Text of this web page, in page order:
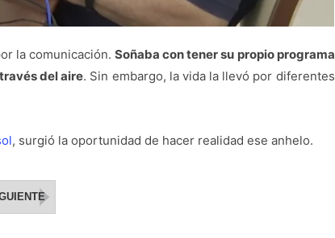
la comunicación.Soñaba con tener su propio programa
del aire. Sin embargo, la vida la llevó por diferentes
, surgió la oportunidad de hacer realidad ese anhelo.